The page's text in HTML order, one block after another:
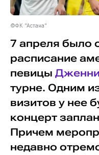
©ФК "Астана"
7 апреля было
расписание
певицы
турне. Одним
визитов у нее
концерт
Причем
недавно